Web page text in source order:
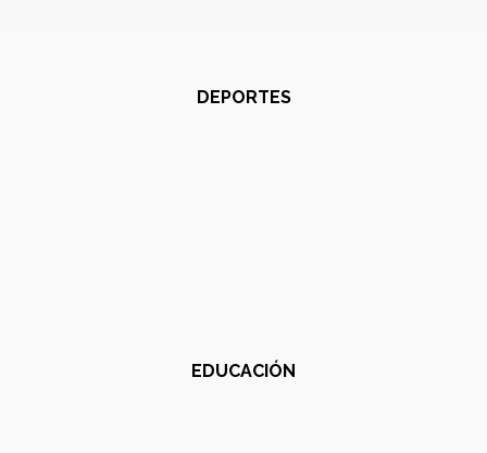
DEPORTES
EDUCACIÓN